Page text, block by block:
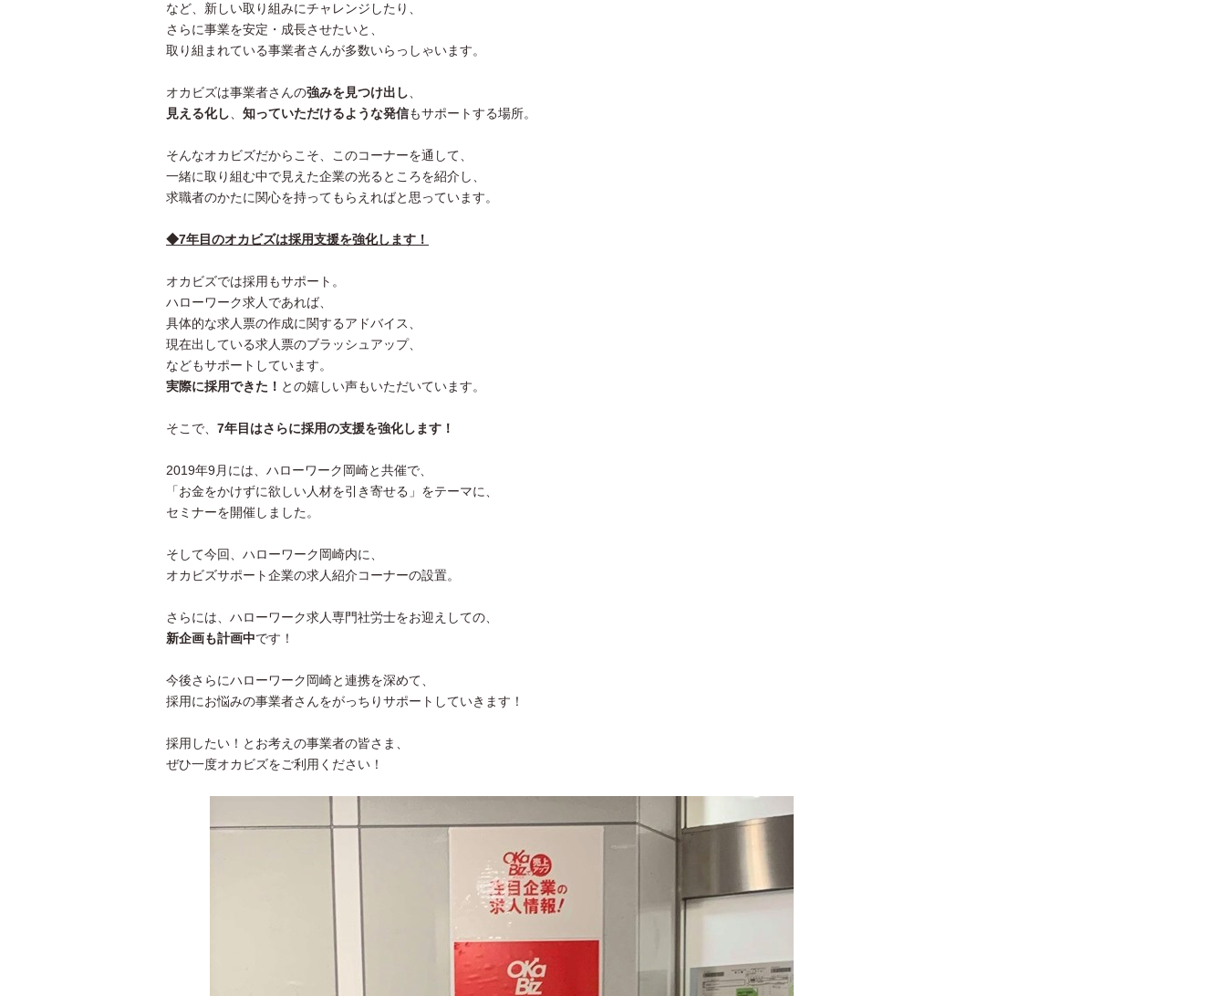
など、新しい取り組みにチャレンジしたり、
さらに事業を安定・成長させたいと、
取り組まれている事業者さんが多数いらっしゃいます。
オカビズは事業者さんの強みを見つけ出し
見える化し
知っていただけるような発信もサポートする場所。
そんなオカビズだからこそ、このコーナーを通して、
一緒に取り組む中で見えた企業の光るところを紹介し、
求職者のかたに関心を持ってもらえればと思っています。
◆7年目のオカビズは採用支援を強化します！
オカビズでは採用もサポート。
ハローワーク求人であれば、
具体的な求人票の作成に関するアドバイス、
現在出している求人票のブラッシュアップ、
などもサポートしています。
実際に採用できた！ との嬉しい声もいただいています。
そこで、 7年目はさらに採用の支援を強化します！
2019年9月には、ハローワーク岡崎と共催で、
「お金をかけずに欲しい人材を引き寄せる」をテーマに、
セミナーを開催しました。
そして今回、ハローワーク岡崎内に、
オカビズサポート企業の求人紹介コーナーの設置。
さらには、ハローワーク求人専門社労士をお迎えしての、
新企画も計画中です！
今後さらにハローワーク岡崎と連携を深めて、
採用にお悩みの事業者さんをがっちりサポートしていきます！
採用したい！とお考えの事業者の皆さま、
ぜひ一度オカビズをご利用ください！